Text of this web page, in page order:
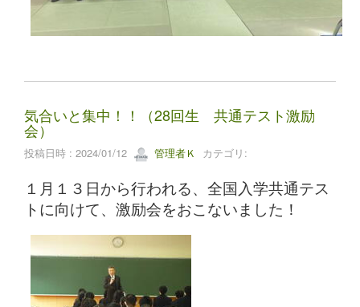
気合いと集中！！（28回生 共通テスト激励
会）
投稿日時 : 2024/01/12 管理者Ｋ カテゴリ:
１月１３日から行われる、全国入学共通テス
トに向けて、激励会をおこないました！